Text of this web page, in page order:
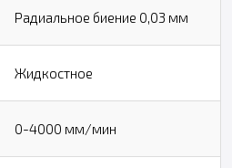
Радиальное биение 0,03 мм
Жидкостное
0-4000 мм/мин